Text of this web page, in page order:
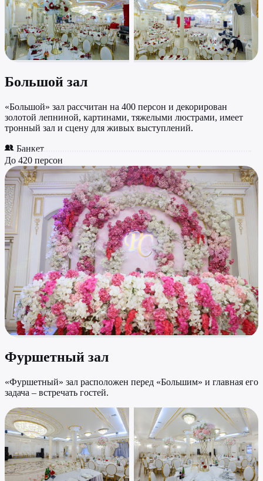
Большой зал
«Большой» зал рассчитан на 400 персон и декорирован
золотой лепниной, картинами, тяжелыми люстрами, имеет
тронный зал и сцену для живых выступлений.
Банкет
До 420 персон
Фуршетный зал
«Фуршетный» зал расположен перед «Большим» и главная его
задача – встречать гостей.